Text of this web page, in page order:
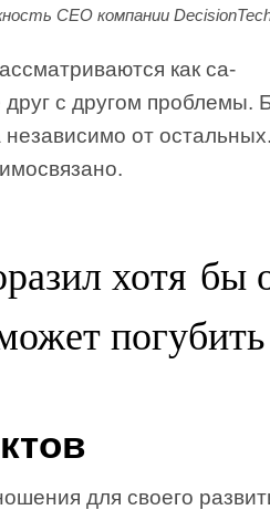
CEO компании
как са­
с другом проблемы.
от
хотя бы
для своего